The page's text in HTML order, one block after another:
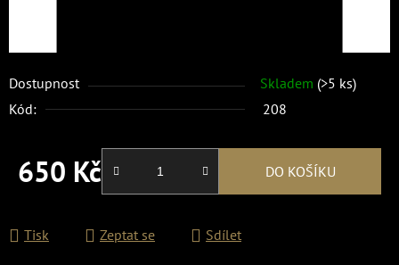
Dostupnost Skladem (>5 ks)
Kód:
208
650 Kč DO KOŠÍKU
Tisk Zeptat se Sdílet